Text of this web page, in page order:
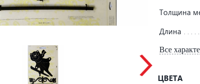
Толщина
Длина
Все
ЦВЕТА